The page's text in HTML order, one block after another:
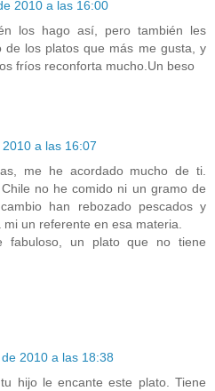
2010 a las 16:00
los hago así, pero también les
de los platos que más me gusta, y
fríos reconforta mucho.Un beso
a las 16:07
me he acordado mucho de ti.
no he comido ni un gramo de
han rebozado pescados y
un referente en esa materia.
fabuloso, un plato que no tiene
2010 a las 18:38
hijo le encante este plato. Tiene